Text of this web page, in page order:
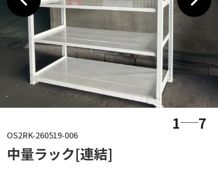
1 7
OS2RK-260519-006
中量ラック[連結]